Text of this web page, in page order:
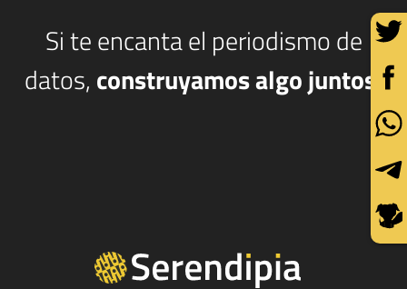
Si te encanta el periodismo de
datos, construyamos algo juntos.